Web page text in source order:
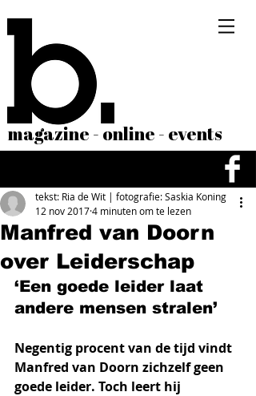
magazine - online - events
Manfred van Doorn
over Leiderschap
tekst: Ria de Wit | fotografie: Saskia Koning
12 nov 20174 minuten om te lezen
‘Een goede leider laat
andere mensen stralen’
Negentig procent van de tijd vindt
Manfred van Doorn zichzelf geen
goede leider. Toch leert hij